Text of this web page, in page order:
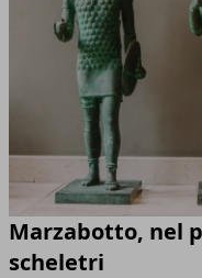
Marzabotto, nel
scheletri